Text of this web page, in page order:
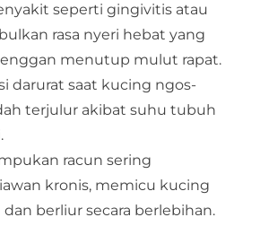
seperti gingivitis atau
rasa nyeri hebat yang
menutup mulut rapat.
darurat saat kucing ngos-
terjulur akibat suhu tubuh
racun sering
kronis, memicu kucing
berliur secara berlebihan.